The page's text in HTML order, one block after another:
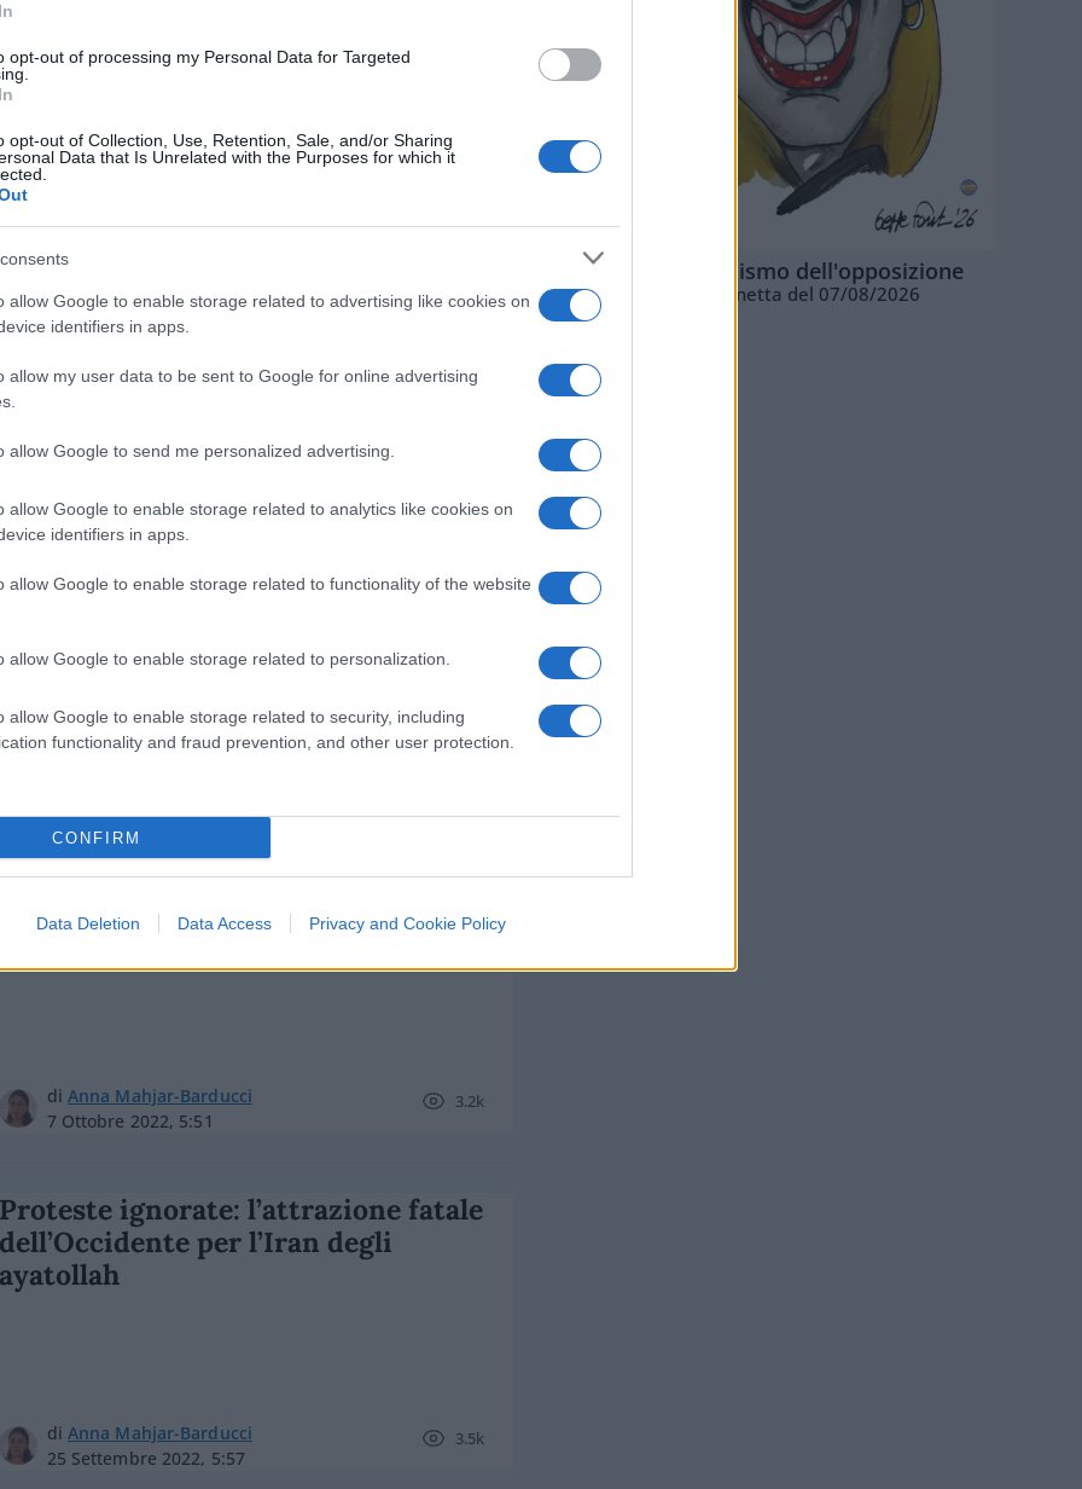
opt-out of processing my Personal Data for Targeted
opt-out of Collection, Use, Retention, Sale, and/or Sharing
Data that Is Unrelated with the Purposes for which it
allow Google to enable storage related to advertising like cookies on
identifiers in apps.
allow my user data to be sent to Google for online advertising
allow Google to send me personalized advertising.
allow Google to enable storage related to analytics like cookies on
identifiers in apps.
allow Google to enable storage related to functionality of the website
allow Google to enable storage related to personalization.
allow Google to enable storage related to security, including
functionality and fraud prevention, and other user protection.
CONFIRM
Data Deletion Data Access Privacy and Cookie Policy
fumetto sulla lotta delle donne
contro il regime
24 Dicembre 2023, 5:56
proteste in Iran hanno radici nel
Anna Mahjar-Barducci
velo? Uno strumento di controllo
politico, non un simbolo religioso
di Anna Mahjar-Barducci
7 Ottobre 2022, 5:51
3.2k
Proteste ignorate: l’attrazione fatale
dell’Occidente per l’Iran degli
ayatollah
di Anna Mahjar-Barducci
25 Settembre 2022, 5:57
3.5k
L'ottimismo dell'opposizione
Vignetta del 07/08/2026